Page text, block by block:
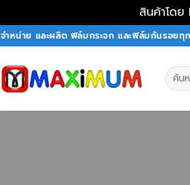
สินค้าโดย
จำหน่าย และผลิต ฟิล์มกระจก และฟิล์มกันรอยทุ
Search
for: